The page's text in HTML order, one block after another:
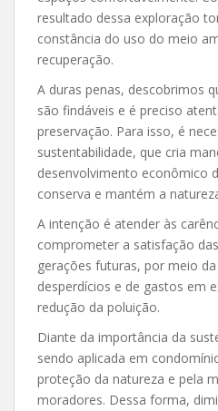
resultado dessa exploração
constância do uso do meio
recuperação.
A duras penas, descobrimos
são findáveis e é preciso
preservação. Para isso, é
sustentabilidade, que cria
desenvolvimento econômico
conserva e mantém a
A intenção é atender às
comprometer a satisfação
gerações futuras, por meio
desperdícios e de gastos em
redução da poluição.
Diante da importância da
sendo aplicada em
proteção da natureza e pela
moradores. Dessa forma,